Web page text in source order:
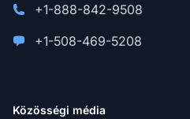
+1-888-842-9508
+1-508-469-5208
Közösségi média